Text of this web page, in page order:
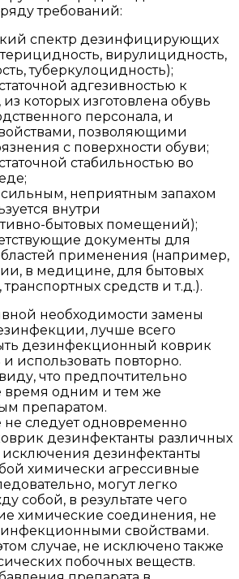
требований:
спектр дезинфицирующих
вирулицидность,
туберкулоцидность);
адгезивностью к
которых изготовлена обувь
персонала, и
позволяющими
с поверхности обуви;
стабильностью во
сильным, неприятным запахом
внутри
бытовых помещений);
документы для
применения (например,
в медицине, для бытовых
средств и т.д.).
необходимости замены
лучше всего
дезинфекционный коврик
использовать повторно.
что предпочтительно
время одним и тем же
препаратом.
не следует одновременно
дезинфектанты различных
исключения дезинфектанты
химически агрессивные
могут легко
собой, в результате чего
химические соединения, не
свойствами.
случае, не исключено также
побочных веществ.